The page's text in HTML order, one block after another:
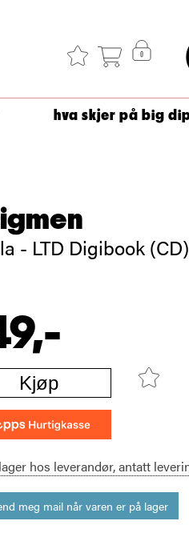
hva skjer på big
- LTD Digibook (CD)
Kjøp
hos leverandør,antatt
meg mail når varen er på lager